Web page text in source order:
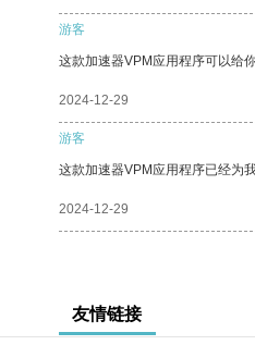
游客
这款加速器VPM应用程序可以给
2024-12-29
游客
这款加速器VPM应用程序已经为
2024-12-29
友情链接